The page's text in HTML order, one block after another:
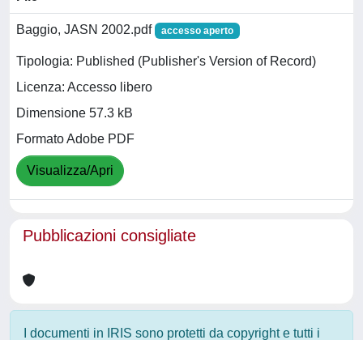
Baggio, JASN 2002.pdf accesso aperto
Tipologia: Published (Publisher's Version of Record)
Licenza: Accesso libero
Dimensione 57.3 kB
Formato Adobe PDF
Visualizza/Apri
Pubblicazioni consigliate
I documenti in IRIS sono protetti da copyright e tutti i